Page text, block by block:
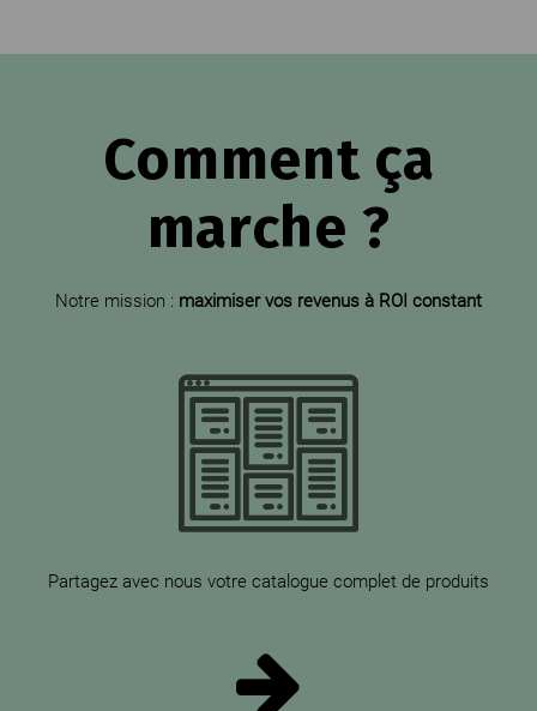
Comment ça
marche ?
Notre mission : maximiser vos revenus à ROI constant
Partagez avec nous votre catalogue complet de produits